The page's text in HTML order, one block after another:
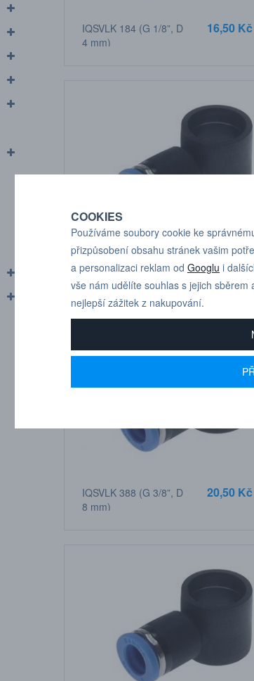
IQSVLK 184 (G 1/8”, D
4 mm)
16,50 Kč
IQSVLK 146 (G 1/4”, D
6 mm)
17,80 Kč
IQSVLK 388 (G 3/8”, D
8 mm)
20,50 Kč
COOKIES
Používáme soubory cookie ke
přizpůsobení obsahu stránek vašim
a personalizaci reklam od Googlu i
vše nám udělíte souhlas s jejich
nejlepší zážitek z nakupování.